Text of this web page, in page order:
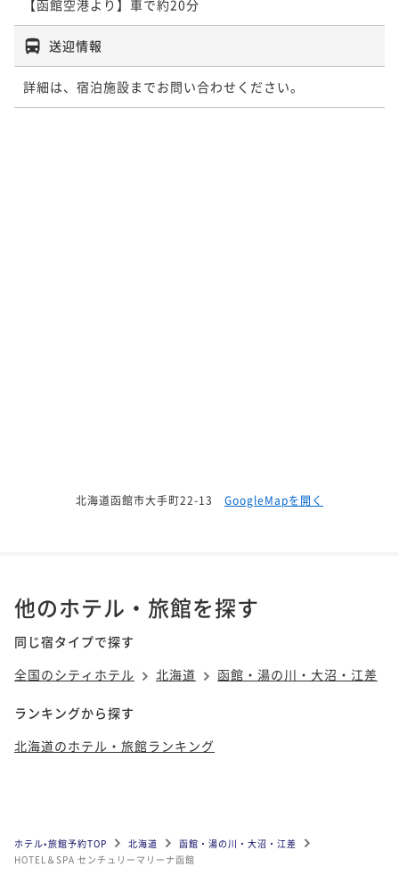
送迎情報
詳細は、宿泊施設までお問い合わせください。
北海道函館市大手町22-13 GoogleMapを開く
他のホテル・旅館を探す
同じ宿タイプで探す
全国のシティホテル
北海道 函館・湯の川・大沼・江差
ランキングから探す
北海道のホテル・旅館ランキング
ホテル•旅館予約TOP 北海道
函館・湯の川・大沼・江差
HOTEL＆SPA センチュリーマリーナ函館